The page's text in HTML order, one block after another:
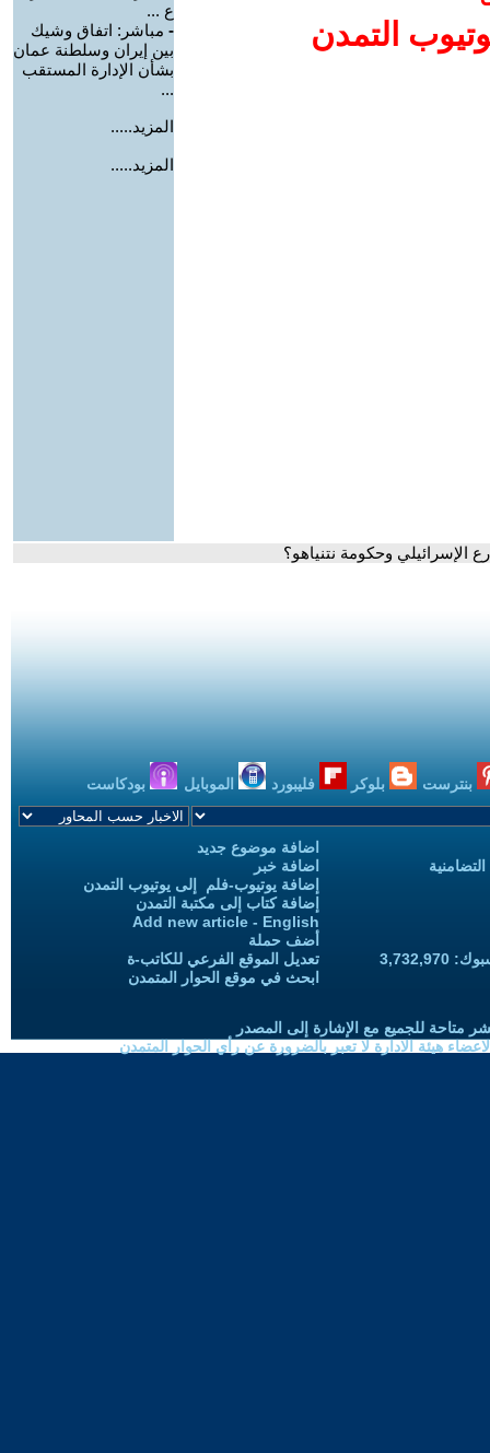
التمدن
ع ...
- مباشر: اتفاق وشيك
بين إيران وسلطنة عمان
بشأن الإدارة المستقب
...
المزيد.....
المزيد.....
الإسرائيلي وحكومة نتنياهو؟
بنترست بلوكر فليبورد الموبايل بودكاست
اضافة موضوع جديد
اضافة خبر
إضافة يوتيوب-فلم إلى يوتيوب التمدن
إضافة كتاب إلى مكتبة التمدن
Add new article - English
أضف حملة
تعديل الموقع الفرعي للكاتب-ة
ابحث في موقع الحوار المتمدن
متاحة للجميع مع الإشارة إلى المصدر
هيئة الادارة لا تعبر بالضرورة عن رأي الحوار المتمدن